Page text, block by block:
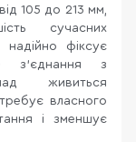
105 до 213 мм,
сучасних
фіксує
з'єднання з
живиться
власного
і зменшує